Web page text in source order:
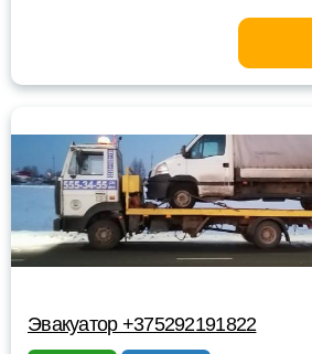
Эвакуатор +375292191822